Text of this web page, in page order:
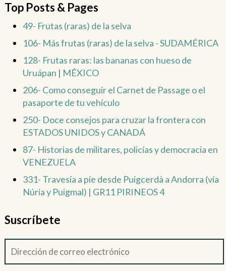
Top Posts & Pages
49- Frutas (raras) de la selva
106- Más frutas (raras) de la selva - SUDAMÉRICA
128- Frutas raras: las bananas con hueso de
Uruápan | MÉXICO
206- Como conseguir el Carnet de Passage o el
pasaporte de tu vehículo
250- Doce consejos para cruzar la frontera con
ESTADOS UNIDOS y CANADÁ
87- Historias de militares, policías y democracia en
VENEZUELA
331- Travesía a pie desde Puigcerdà a Andorra (vía
Núria y Puigmal) | GR11 PIRINEOS 4
Suscríbete